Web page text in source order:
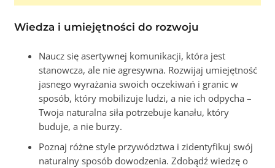
Wiedza i umiejętności do rozwoju
Naucz się asertywnej komunikacji, która jest
stanowcza, ale nie agresywna. Rozwijaj umiejętność
jasnego wyrażania swoich oczekiwań i granic w
sposób, który mobilizuje ludzi, a nie ich odpycha –
Twoja naturalna siła potrzebuje kanału, który
buduje, a nie burzy.
Poznaj różne style przywództwa i zidentyfikuj swój
naturalny sposób dowodzenia. Zdobądź wiedzę o